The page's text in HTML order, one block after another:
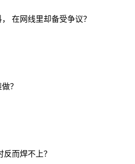
在网线里却备受争议？
？
而焊不上？